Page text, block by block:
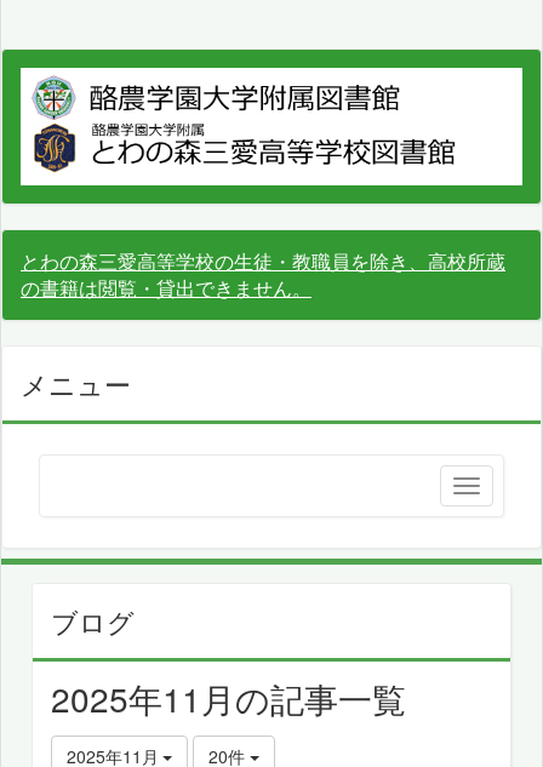
とわの森三愛高等学校の生徒・教職員を除き、高校所蔵
の書籍は閲覧・貸出できません。
メニュー
ブログ
2025年11月の記事一覧
2025年11月 20件